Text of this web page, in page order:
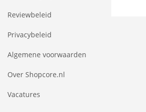
Reviewbeleid
Privacybeleid
Algemene voorwaarden
Over Shopcore.nl
Vacatures